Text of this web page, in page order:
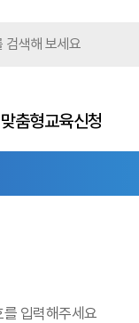
맞춤형교육신청
입력해주세요